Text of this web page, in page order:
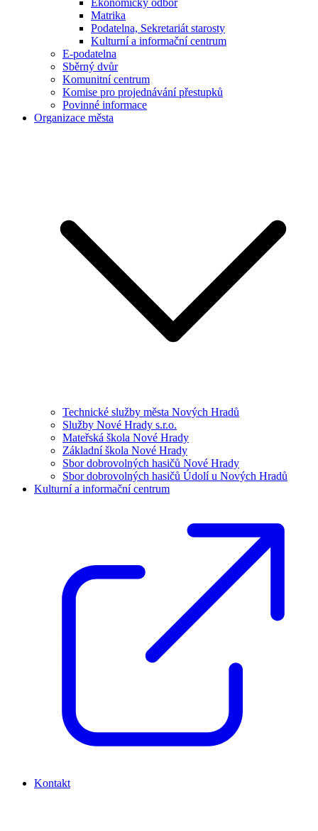
Ekonomický odbor
Matrika
Podatelna, Sekretariát starosty
Kulturní a informační centrum
E-podatelna
Sběrný dvůr
Komunitní centrum
Komise pro projednávání přestupků
Povinné informace
Organizace města
Technické služby města Nových Hradů
Služby Nové Hrady s.r.o.
Mateřská škola Nové Hrady
Základní škola Nové Hrady
Sbor dobrovolných hasičů Nové Hrady
Sbor dobrovolných hasičů Údolí u Nových Hradů
Kulturní a informační centrum
Kontakt